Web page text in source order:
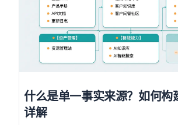
什么是单一事实来源？如何构
详解